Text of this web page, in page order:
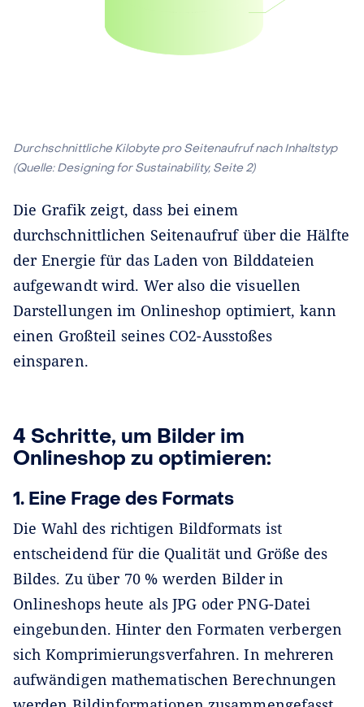
Durchschnittliche Kilobyte pro Seitenaufruf nach Inhaltstyp
(Quelle: Designing for Sustainability, Seite 2)
Die Grafik zeigt, dass bei einem
durchschnittlichen Seitenaufruf über die Hälfte
der Energie für das Laden von Bilddateien
aufgewandt wird. Wer also die visuellen
Darstellungen im Onlineshop optimiert, kann
einen Großteil seines CO2-Ausstoßes
einsparen.
4 Schritte, um Bilder im
Onlineshop zu optimieren:
1. Eine Frage des Formats
Die Wahl des richtigen Bildformats ist
entscheidend für die Qualität und Größe des
Bildes. Zu über 70 % werden Bilder in
Onlineshops heute als JPG oder PNG-Datei
eingebunden. Hinter den Formaten verbergen
sich Komprimierungsverfahren. In mehreren
aufwändigen mathematischen Berechnungen